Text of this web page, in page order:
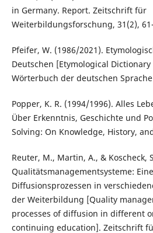
in Germany. Report. Zeitschrift für
Weiterbildungsforschung, 31(2),
Pfeifer, W. (1986/2021).
Deutschen [Etymological
Wörterbuch der deutschen Sprache
Popper, K. R. (1994/1996). Alles
Über Erkenntnis, Geschichte und
Solving: On Knowledge, History,
Reuter, M., Martin, A., & Koscheck,
Qualitätsmanagementsysteme:
Diffusionsprozessen in
der Weiterbildung [Quality
processes of diffusion in different
continuing education]. Zeitschrift